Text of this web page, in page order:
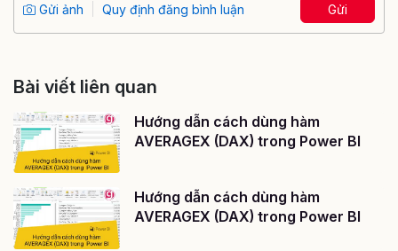
Gửi ảnh Quy định đăng bình luận Gửi
Bài viết liên quan
Hướng dẫn cách dùng hàm
AVERAGEX (DAX) trong Power BI
Hướng dẫn cách dùng hàm
AVERAGEX (DAX) trong Power BI